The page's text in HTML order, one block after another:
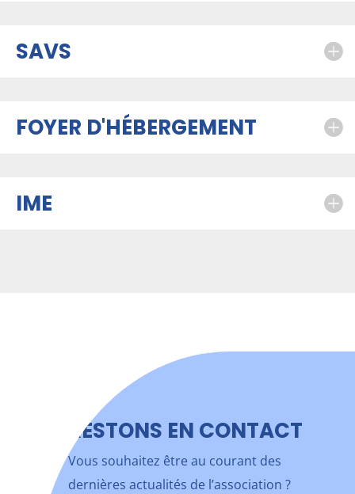
SAVS
FOYER D'HÉBERGEMENT
IME
RESTONS EN CONTACT
Vous souhaitez être au courant des
dernières actualités de l’association ?